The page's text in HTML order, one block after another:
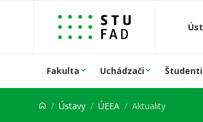
Prejsť na obsah
Fakulta Uchádzači Študenti
Ústavy ÚEEA Aktuality